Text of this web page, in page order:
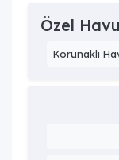
Özel
Korunaklı